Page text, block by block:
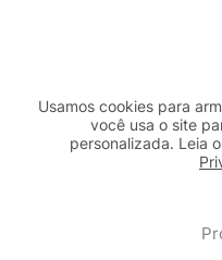
Usamos cookies para
você usa o site
personalizada. Leia